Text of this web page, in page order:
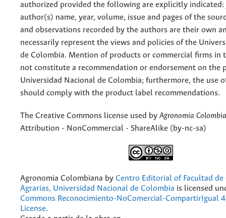
authorized provided the following are explicitly indicated:
author(s) name, year, volume, issue and pages of the
and observations recorded by the authors are their own
necessarily represent the views and policies of the
de Colombia. Mention of products or commercial firms in
not constitute a recommendation or endorsement on the
Universidad Nacional de Colombia; furthermore, the use
should comply with the product label recommendations.
The Creative Commons license used by Agronomia
Attribution - NonCommercial - ShareAlike (by-nc-sa)
Agronomia Colombiana by Centro Editorial of Facultad de
Agrarias, Universidad Nacional de Colombia is licensed
Commons Reconocimiento-NoComercial-CompartirIgual
License.